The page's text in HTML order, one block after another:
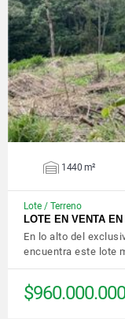
1440 m²
Lote / Terreno
LOTE EN VENTA
En lo alto del
encuentra este lote